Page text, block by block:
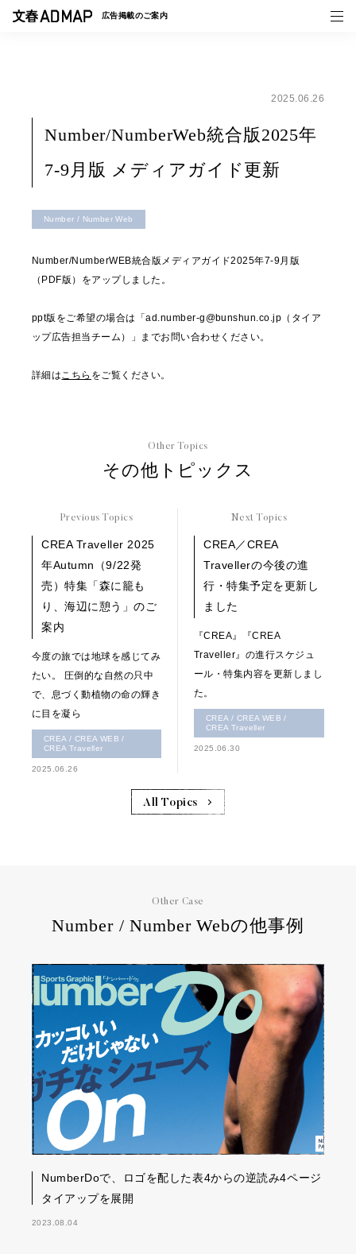
広告掲載のご案内
事例一覧
トピックス
2025.06.26
Number/NumberWeb統合版2025年
7-9月版 メディアガイド更新
Number / Number Web
Number/NumberWEB統合版メディアガイド2025年7-9月版
（PDF版）をアップしました。
ppt版をご希望の場合は「ad.number-g@bunshun.co.jp（タイア
ップ広告担当チーム）」までお問い合わせください。
詳細はこちら をご覧ください。
Other Topics
その他トピックス
Previous Topics
CREA Traveller 2025
年Autumn（9/22発
売）特集「森に籠も
り、海辺に憩う」のご
案内
今度の旅では地球を感じてみ
たい。 圧倒的な自然の只中
で、息づく動植物の命の輝き
に目を凝ら
CREA / CREA WEB /
CREA Traveller
2025.06.26
Next Topics
CREA／CREA
Travellerの今後の進
行・特集予定を更新し
ました
『CREA』『CREA
Traveller』の進行スケジュ
ール・特集内容を更新しまし
た。
CREA / CREA WEB /
CREA Traveller
2025.06.30
All Topics
Other Case
Number / Number Webの他事例
NumberDoで、ロゴを配した表4からの逆読み4ページ
タイアップを展開
2023.08.04